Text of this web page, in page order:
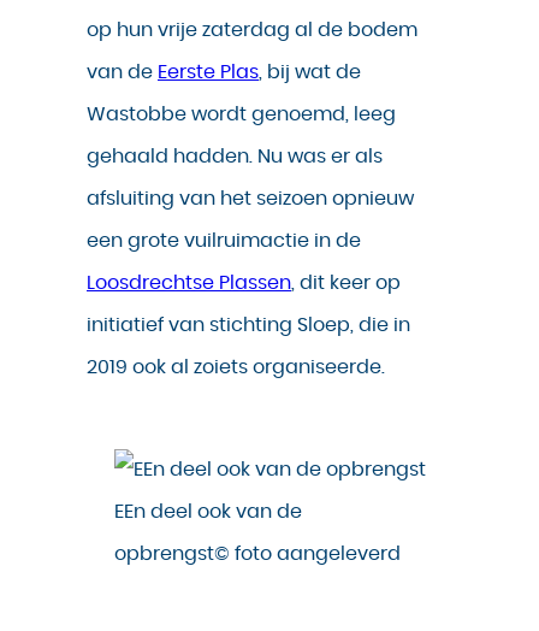
op hun vrije zaterdag al de bodem
van de Eerste Plas, bij wat de
Wastobbe wordt genoemd, leeg
gehaald hadden. Nu was er als
afsluiting van het seizoen opnieuw
een grote vuilruimactie in de
Loosdrechtse Plassen, dit keer op
initiatief van stichting Sloep, die in
2019 ook al zoiets organiseerde.
EEn deel ook van de
opbrengst© foto aangeleverd